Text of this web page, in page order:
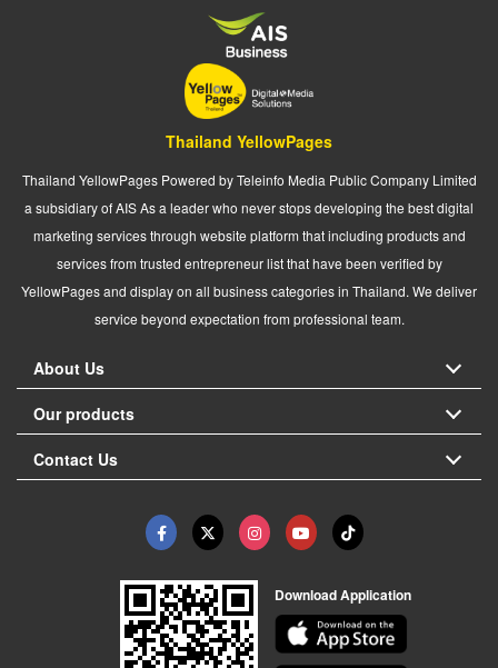
Thailand YellowPages
Thailand YellowPages Powered by Teleinfo Media Public Company Limited
a subsidiary of AIS As a leader who never stops developing the best digital
marketing services through website platform that including products and
services from trusted entrepreneur list that have been verified by
YellowPages and display on all business categories in Thailand. We deliver
service beyond expectation from professional team.
About Us
Our products
Contact Us
Download Application